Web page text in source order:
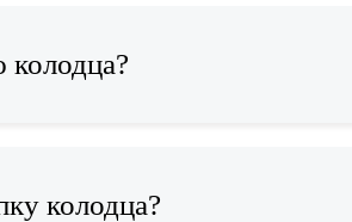
колодца?